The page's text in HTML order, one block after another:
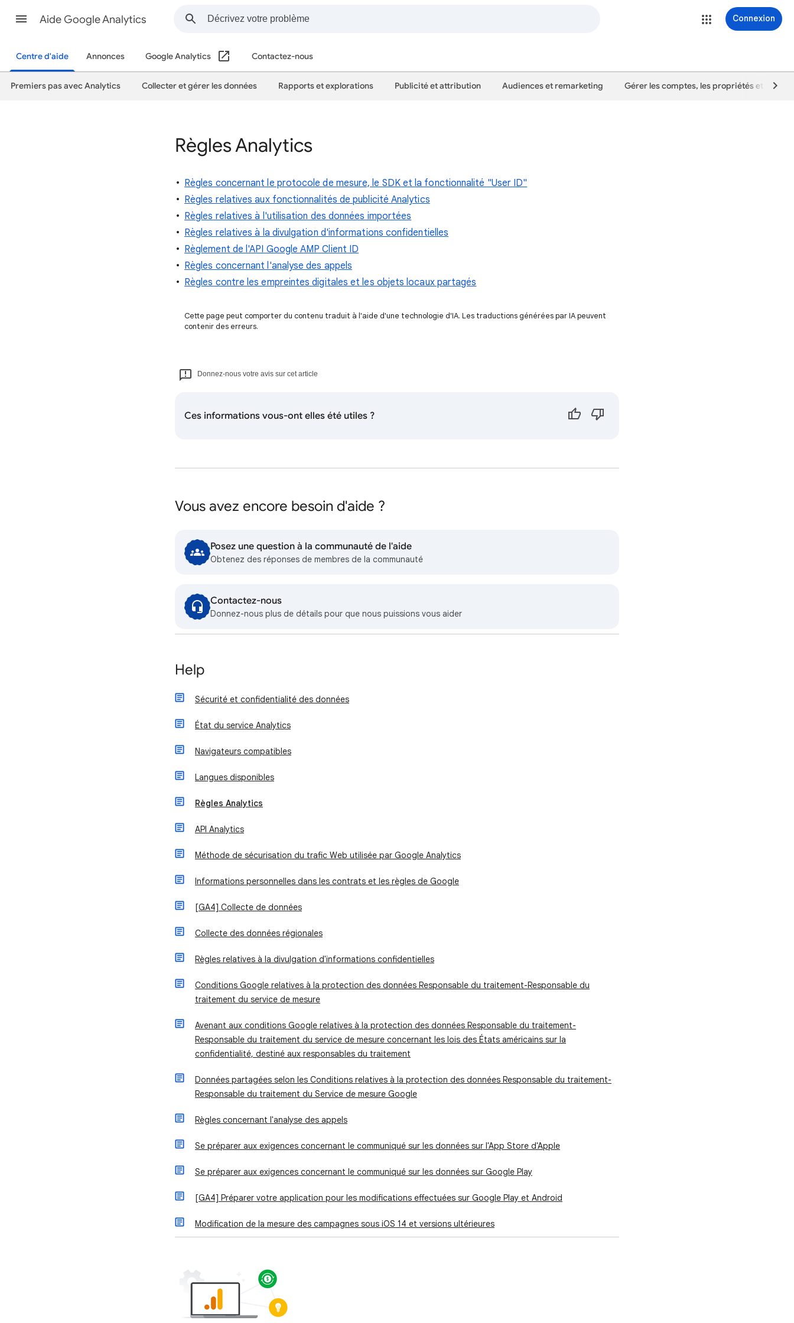
Aide Google Analytics Connexion
Centre d'aide Annonces Google Analytics Contactez-nous
Premiers pas avec Analytics Collecter et gérer les données Rapports et explorations Publicité et attribution Audiences et remarketing Gérer les comptes, les propriétés et les
Règles Analytics
Règles concernant le protocole de mesure, le SDK et la fonctionnalité "User ID"
Règles relatives aux fonctionnalités de publicité Analytics
Règles relatives à l'utilisation des données importées
Règles relatives à la divulgation d'informations confidentielles
Règlement de l'API Google AMP Client ID
Règles concernant l'analyse des appels
Règles contre les empreintes digitales et les objets locaux partagés
Cette page peut comporter du contenu traduit à l'aide d'une technologie d'IA. Les traductions générées par IA peuvent
contenir des erreurs.
Donnez-nous votre avis sur cet article
Ces informations vous-ont elles été utiles ?
Vous avez encore besoin d'aide ?
Posez une question à la communauté de l'aide
Obtenez des réponses de membres de la communauté
Contactez-nous
Donnez-nous plus de détails pour que nous puissions vous aider
Help
Sécurité et confidentialité des données
État du service Analytics
Navigateurs compatibles
Langues disponibles
Règles Analytics
API Analytics
Méthode de sécurisation du trafic Web utilisée par Google Analytics
Informations personnelles dans les contrats et les règles de Google
[GA4] Collecte de données
Collecte des données régionales
Règles relatives à la divulgation d'informations confidentielles
Conditions Google relatives à la protection des données Responsable du traitement-Responsable du
traitement du service de mesure
Avenant aux conditions Google relatives à la protection des données Responsable du traitement-
Responsable du traitement du service de mesure concernant les lois des États américains sur la
confidentialité, destiné aux responsables du traitement
Données partagées selon les Conditions relatives à la protection des données Responsable du traitement-
Responsable du traitement du Service de mesure Google
Règles concernant l'analyse des appels
Se préparer aux exigences concernant le communiqué sur les données sur l'App Store d'Apple
Se préparer aux exigences concernant le communiqué sur les données sur Google Play
[GA4] Préparer votre application pour les modifications effectuées sur Google Play et Android
Modification de la mesure des campagnes sous iOS 14 et versions ultérieures